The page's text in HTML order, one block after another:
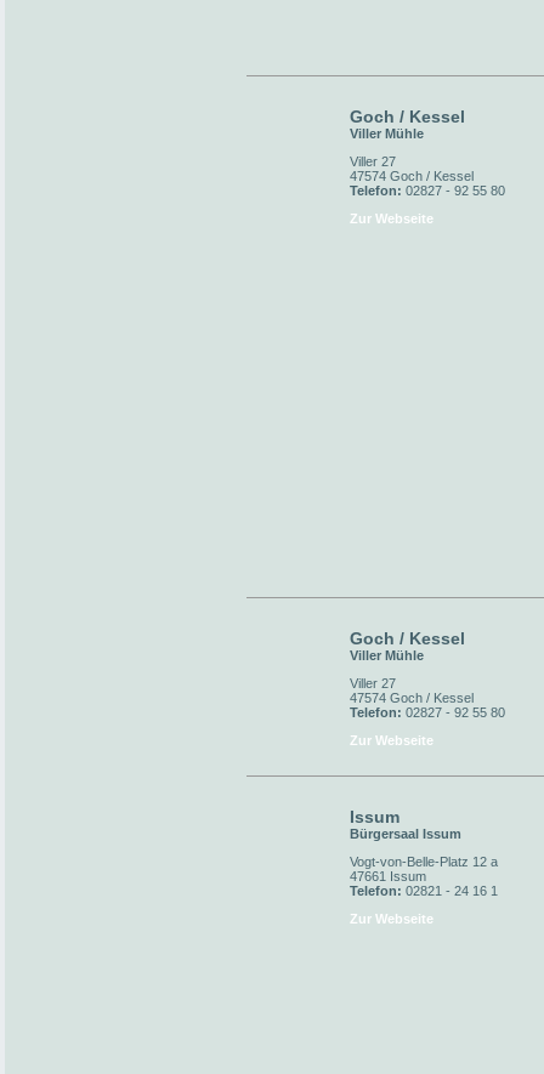
Goch / Kessel
Viller Mühle
Viller 27
47574 Goch / Kessel
Telefon: 02827 - 92 55 80
Zur Webseite
Goch / Kessel
Viller Mühle
Viller 27
47574 Goch / Kessel
Telefon: 02827 - 92 55 80
Zur Webseite
Issum
Bürgersaal Issum
Vogt-von-Belle-Platz 12 a
47661 Issum
Telefon: 02821 - 24 16 1
Zur Webseite